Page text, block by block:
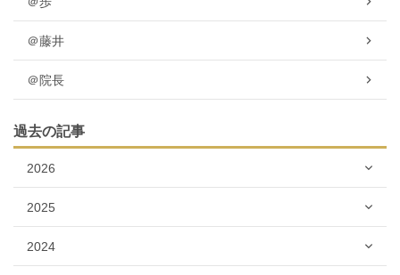
＠藤井
＠院長
過去の記事
2026
2025
2024